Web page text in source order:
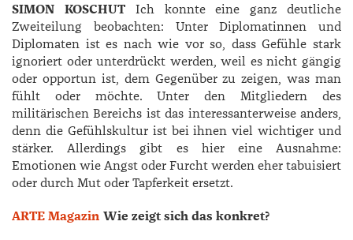
SIMON KOSCHUT Ich konnte eine ganz deutliche
Zweiteilung beobachten: Unter Diplomatinnen und
Diplomaten ist es nach wie vor so, dass Gefühle stark
ignoriert oder unterdrückt werden, weil es nicht gängig
oder opportun ist, dem Gegenüber zu zeigen, was man
fühlt oder möchte. Unter den Mitgliedern des
militärischen Bereichs ist das interessanterweise anders,
denn die Gefühlskultur ist bei ihnen viel wichtiger und
stärker. Allerdings gibt es hier eine Ausnahme:
Emotionen wie Angst oder Furcht werden eher tabuisiert
oder durch Mut oder Tapferkeit ersetzt.
ARTE Magazin Wie zeigt sich das konkret?